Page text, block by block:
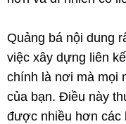
Quảng bá nội dung
việc xây dựng liên
chính là nơi mà mọi
của bạn. Điều này
được nhiều hơn các